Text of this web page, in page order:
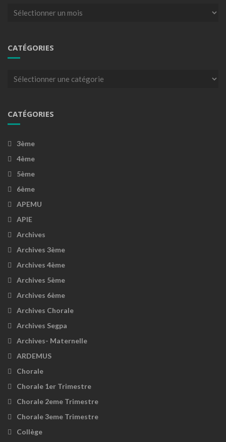
Archives
CATÉGORIES
Catégories
CATÉGORIES
3ème
4ème
5ème
6ème
APEMU
APIE
Archives
Archives 3ème
Archives 4ème
Archives 5ème
Archives 6ème
Archives Chorale
Archives Segpa
Archives- Maternelle
ARDEMUS
Chorale
Chorale 1er Trimestre
Chorale 2eme Trimestre
Chorale 3eme Trimestre
Collège